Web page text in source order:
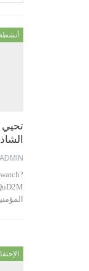
تحيي
ADMIN